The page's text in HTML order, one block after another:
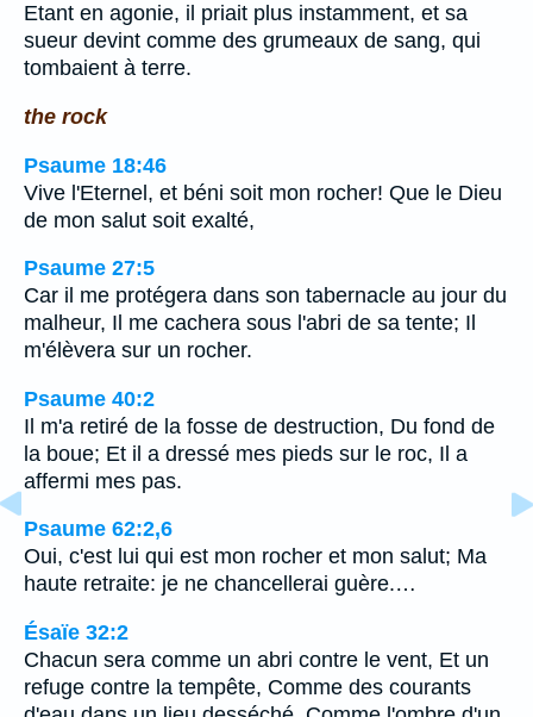
Etant en agonie, il priait plus instamment, et sa
sueur devint comme des grumeaux de sang, qui
tombaient à terre.
the rock
Psaume 18:46
Vive l'Eternel, et béni soit mon rocher! Que le Dieu
de mon salut soit exalté,
Psaume 27:5
Car il me protégera dans son tabernacle au jour du
malheur, Il me cachera sous l'abri de sa tente; Il
m'élèvera sur un rocher.
Psaume 40:2
Il m'a retiré de la fosse de destruction, Du fond de
la boue; Et il a dressé mes pieds sur le roc, Il a
affermi mes pas.
Psaume 62:2,6
Oui, c'est lui qui est mon rocher et mon salut; Ma
haute retraite: je ne chancellerai guère.…
Ésaïe 32:2
Chacun sera comme un abri contre le vent, Et un
refuge contre la tempête, Comme des courants